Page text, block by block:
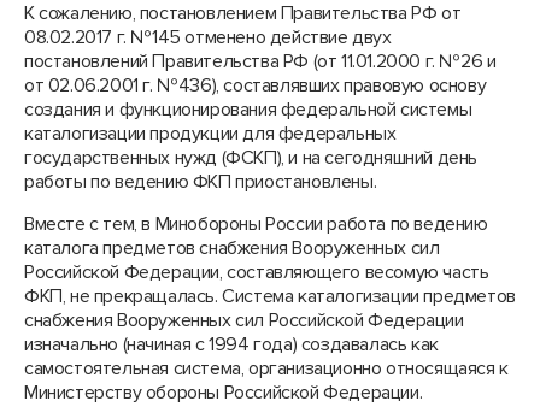
К сожалению, постановлением Правительства РФ от
08.02.2017 г. №145 отменено действие двух
постановлений Правительства РФ (от 11.01.2000 г. №26 и
от 02.06.2001 г. №436), составлявших правовую основу
создания и функционирования федеральной системы
каталогизации продукции для федеральных
государственных нужд (ФСКП), и на сегодняшний день
работы по ведению ФКП приостановлены.
Вместе с тем, в Минобороны России работа по ведению
каталога предметов снабжения Вооруженных сил
Российской Федерации, составляющего весомую часть
ФКП, не прекращалась. Система каталогизации предметов
снабжения Вооруженных сил Российской Федерации
изначально (начиная с 1994 года) создавалась как
самостоятельная система, организационно относящаяся к
Министерству обороны Российской Федерации.